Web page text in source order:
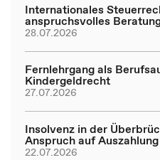
Internationales
anspruchsvolles
28.07.2026
Fernlehrgang als
Kindergeldrecht
27.07.2026
Insolvenz in der
Anspruch auf Auszahlung
22.07.2026